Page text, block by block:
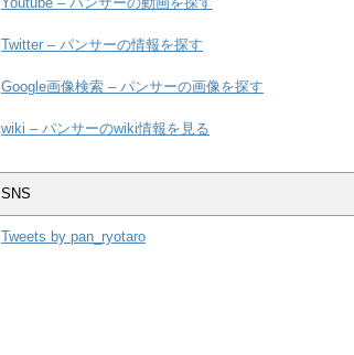
Twitter – パンサーの情報を探す
Google画像検索 – パンサーの画像を探す
wiki – パンサーのwiki情報を見る
SNS
Tweets by pan_ryotaro